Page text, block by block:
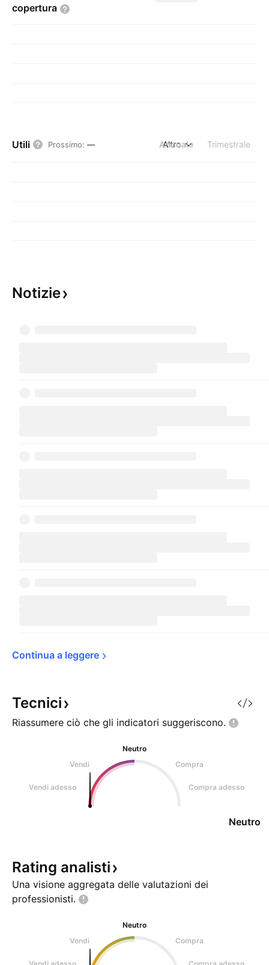
copertura
Utili Prossimo: — Annuale Trimestrale
Altro
Notizie
Continua a leggere
Tecnici
Riassumere ciò che gli indicatori suggeriscono.
Neutro
Vendi
Compra
Vendi adesso Compra adesso
Neutro
Rating analisti
Una visione aggregata delle valutazioni dei
professionisti.
Neutro
Vendi
Compra